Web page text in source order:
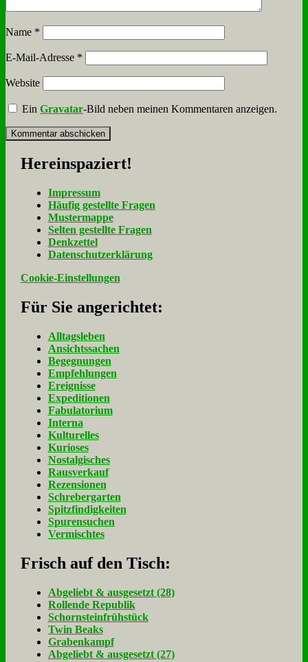
Name *
E-Mail-Adresse *
Website
EinGravatar-Bild neben meinen Kommentaren anzeigen.
Her­ein­spa­ziert!
Im­pres­sum
Häu­fig ge­stell­te Fra­gen
Mu­ster­map­pe
Sel­ten ge­stell­te Fra­gen
Denk­zet­tel
Da­ten­schutz­er­klä­rung
Cookie-Einstellungen
Für Sie an­ge­rich­tet:
Alltagsleben
Ansichtssachen
Begegnungen
Empfehlungen
Ereignisse
Expeditionen
Fabulatorium
Interna
Kulturelles
Kurioses
Nostalgisches
Rausverkauf
Rezensionen
Schrebergarten
Spitzfindigkeiten
Spurensuchen
Vermischtes
Frisch auf den Tisch:
Ab­ge­liebt & aus­ge­setzt (28)
Rol­len­de Re­pu­blik
Schorn­stein­früh­stück
Twin Beaks
Gra­ben­kampf
Ab­ge­liebt & aus­ge­setzt (27)